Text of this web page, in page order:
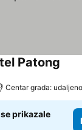
Patong
Centar grada:
prikazale